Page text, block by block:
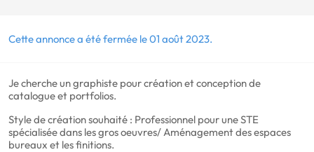
Cette annonce a été fermée le 01 août 2023.
Je cherche un graphiste pour création et conception de
catalogue et portfolios.
Style de création souhaité : Professionnel pour une STE
spécialisée dans les gros oeuvres/ Aménagement des espaces
bureaux et les finitions.